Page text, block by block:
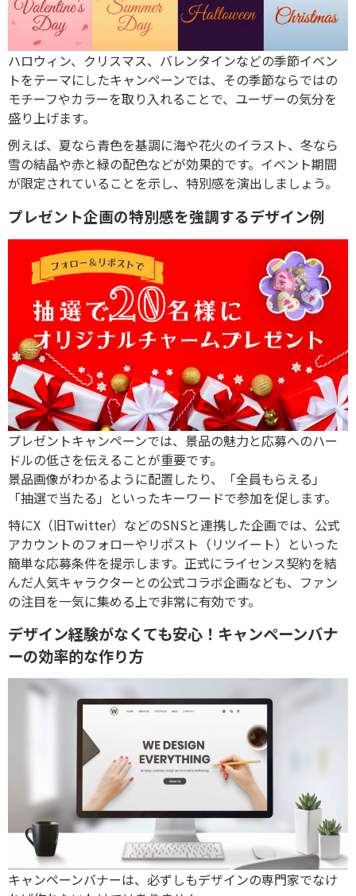
ハロウィン、クリスマス、バレンタインなどの季節イベン
トをテーマにしたキャンペーンでは、その季節ならではの
モチーフやカラーを取り入れることで、ユーザーの気分を
盛り上げます。
例えば、夏なら青色を基調に海や花火のイラスト、冬なら
雪の結晶や赤と緑の配色などが効果的です。イベント期間
が限定されていることを示し、特別感を演出しましょう。
プレゼント企画の特別感を強調するデザイン例
プレゼントキャンペーンでは、景品の魅力と応募へのハー
ドルの低さを伝えることが重要です。
景品画像がわかるように配置したり、「全員もらえる」
「抽選で当たる」といったキーワードで参加を促します。
特にX（旧Twitter）などのSNSと連携した企画では、公式
アカウントのフォローやリポスト（リツイート）といった
簡単な応募条件を提示します。正式にライセンス契約を結
んだ人気キャラクターとの公式コラボ企画なども、ファン
の注目を一気に集める上で非常に有効です。
デザイン経験がなくても安心！キャンペーンバナ
ーの効率的な作り方
キャンペーンバナーは、必ずしもデザインの専門家でなけ